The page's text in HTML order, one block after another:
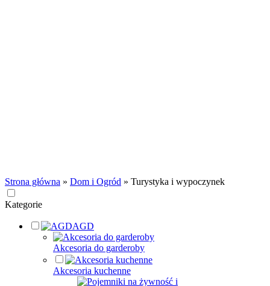
Strona główna » Dom i Ogród » Turystyka i wypoczynek
Kategorie
AGD
Akcesoria do garderoby
Akcesoria kuchenne